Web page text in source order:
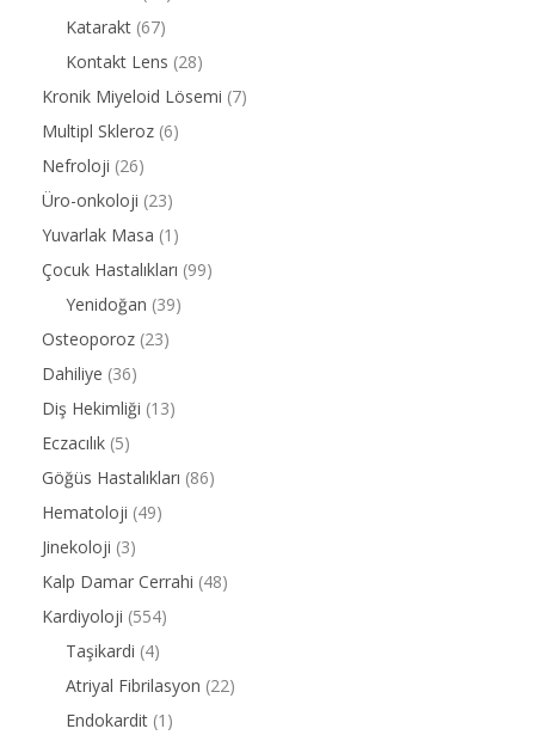
Katarakt (67)
Kontakt Lens (28)
Kronik Miyeloid Lösemi (7)
Multipl Skleroz (6)
Nefroloji (26)
Üro-onkoloji (23)
Yuvarlak Masa (1)
Çocuk Hastalıkları (99)
Yenidoğan (39)
Osteoporoz (23)
Dahiliye (36)
Diş Hekimliği (13)
Eczacılık (5)
Göğüs Hastalıkları (86)
Hematoloji (49)
Jinekoloji (3)
Kalp Damar Cerrahi (48)
Kardiyoloji (554)
Taşikardi (4)
Atriyal Fibrilasyon (22)
Endokardit (1)